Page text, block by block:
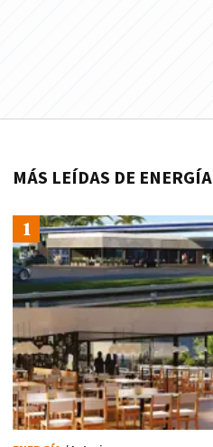
MÁS LEÍDAS DE ENERGÍA